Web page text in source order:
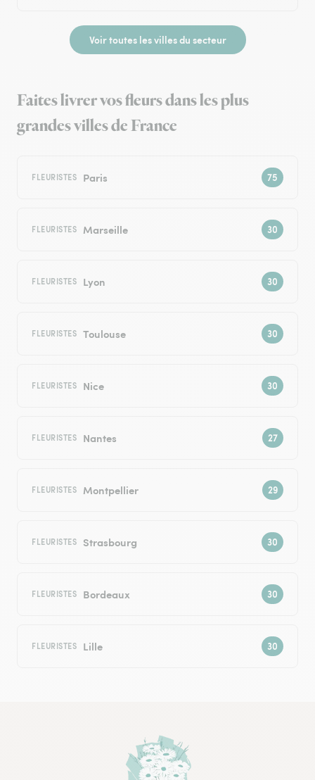
Voir toutes les villes du secteur
Faites livrer vos fleurs dans les plus
grandes villes de France
FLEURISTES Paris
FLEURISTES Marseille
FLEURISTES Lyon
FLEURISTES Toulouse
FLEURISTES Nice
FLEURISTES Nantes
FLEURISTES Montpellier
FLEURISTES Strasbourg
FLEURISTES Bordeaux
FLEURISTES Lille